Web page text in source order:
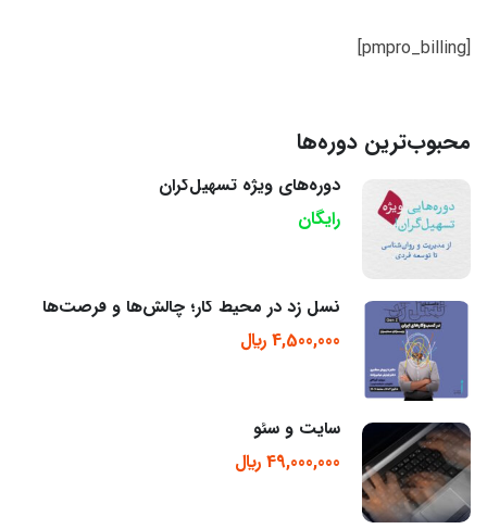
[pmpro_billing]
محبوب‌ترین دوره‌ها
دوره‌های ویژه تسهیل‌گران
رایگان
نسل زد در محیط کار؛ چالش‌ها و فرصت‌ها
4,500,000 ﷼
سایت و سئو
49,000,000 ﷼